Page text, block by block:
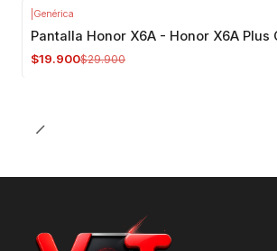
Genérica
Pantalla Honor X6A - Honor X6A Plus
$19.900$29.900